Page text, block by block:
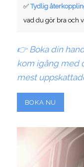
✅Tydlig
vad du gör bra och
👉 Boka din
kom igång med
mest
BOKA NU